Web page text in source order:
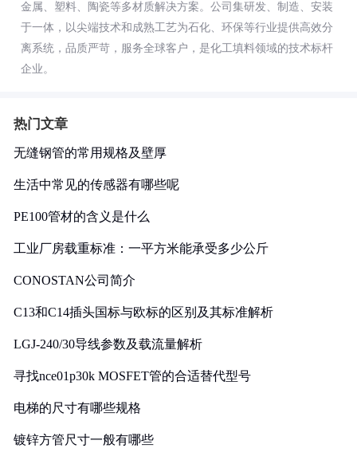
金属、塑料、陶瓷等多材质解决方案。公司集研发、制造、安装
于一体，以尖端技术和成熟工艺为石化、环保等行业提供高效分
离系统，品质严苛，服务全球客户，是化工填料领域的技术标杆
企业。
热门文章
无缝钢管的常用规格及壁厚
生活中常见的传感器有哪些呢
PE100管材的含义是什么
工业厂房载重标准：一平方米能承受多少公斤
CONOSTAN公司简介
C13和C14插头国标与欧标的区别及其标准解析
LGJ-240/30导线参数及载流量解析
寻找nce01p30k MOSFET管的合适替代型号
电梯的尺寸有哪些规格
镀锌方管尺寸一般有哪些